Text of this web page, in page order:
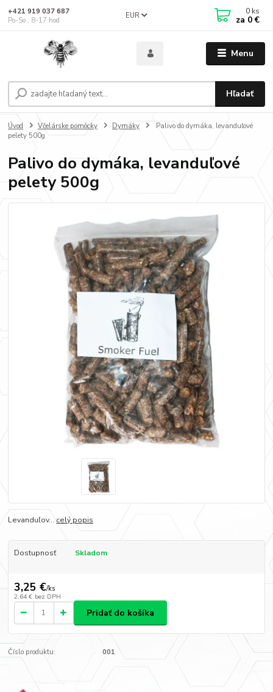
Menu
EUR
Hľadať
+421 919 037 687
Po-So , 8-17 hod
0 ks
za 0 €
Úvod Včelárske pomôcky Dymáky
Palivo do dymáka, levanduľové
pelety 500g
Palivo do dymáka, levanduľové
pelety 500g
Levanduľov... celý popis
Dostupnosť Skladom
3,25 €/ks
2,64 € bez DPH
Pridať do košíka
Číslo produktu: 001